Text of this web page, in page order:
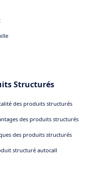
Structurés
des produits structurés
des produits structurés
des produits structurés
structuré autocall